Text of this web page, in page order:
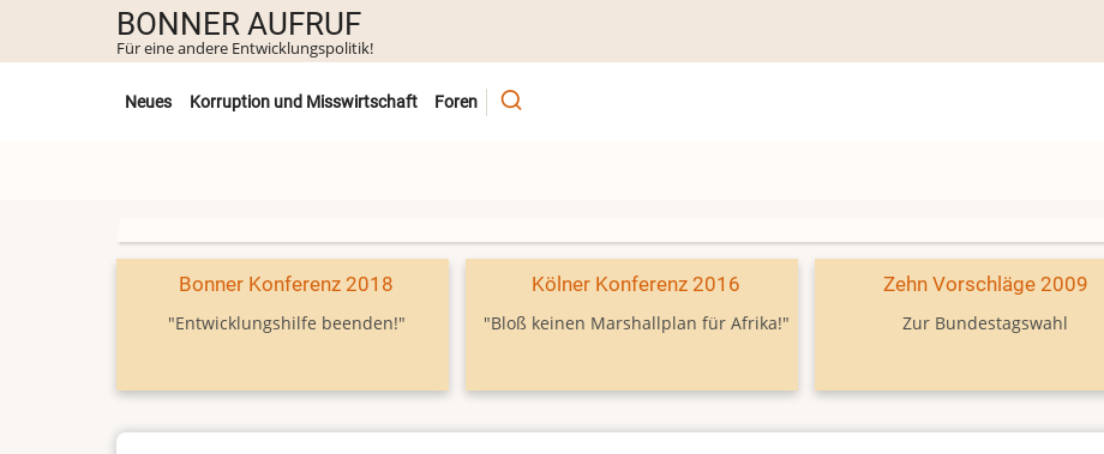
Inhalt
BONNER AUFRUF
Für eine andere Entwicklungspolitik!
Untermenü
Neues Korruption und Misswirtschaft Foren
Bonner Konferenz 2018
"Entwicklungshilfe beenden!"
Kölner Konferenz 2016
"Bloß keinen Marshallplan für Afrika!"
Zehn Vorschläge 2009
Zur Bundestagswahl